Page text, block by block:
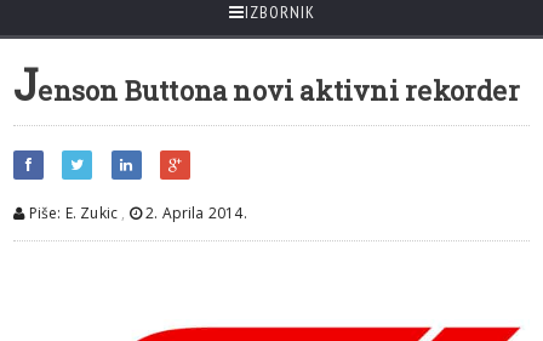
IZBORNIK
Jenson Buttona novi aktivni rekorder
Piše: E. Zukic , 2. Aprila 2014.